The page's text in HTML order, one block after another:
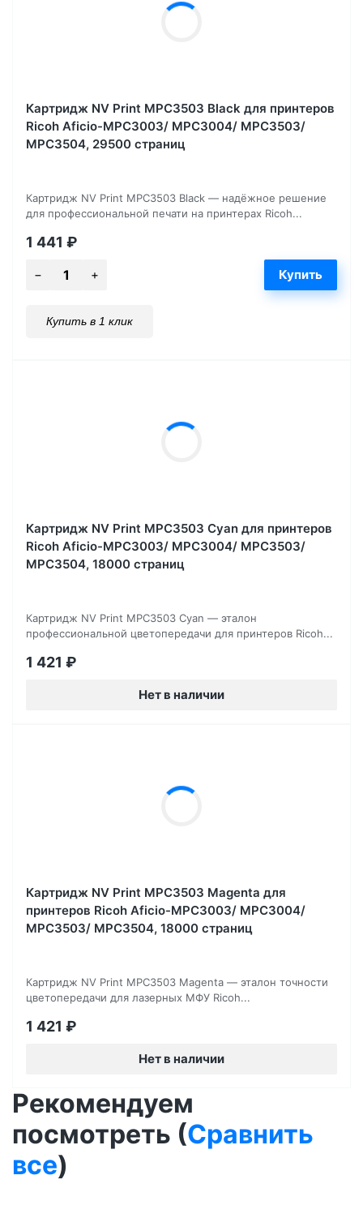
Картридж NV Print MPC3503 Black для принтеров
Ricoh Aficio-MPC3003/ MPC3004/ MPC3503/
MPC3504, 29500 страниц
Картридж NV Print MPC3503 Black — надёжное решение
для профессиональной печати на принтерах Ricoh...
1 441 ₽
Купить в 1 клик
Картридж NV Print MPC3503 Cyan для принтеров
Ricoh Aficio-MPC3003/ MPC3004/ MPC3503/
MPC3504, 18000 страниц
Картридж NV Print MPC3503 Cyan — эталон
профессиональной цветопередачи для принтеров Ricoh...
1 421 ₽
Нет в наличии
Картридж NV Print MPC3503 Magenta для
принтеров Ricoh Aficio-MPC3003/ MPC3004/
MPC3503/ MPC3504, 18000 страниц
Картридж NV Print MPC3503 Magenta — эталон точности
цветопередачи для лазерных МФУ Ricoh...
1 421 ₽
Нет в наличии
Рекомендуем
посмотреть (Сравнить
все)